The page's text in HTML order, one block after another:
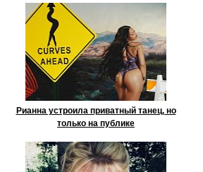
Рианна устроила приватный танец, но
только на публике